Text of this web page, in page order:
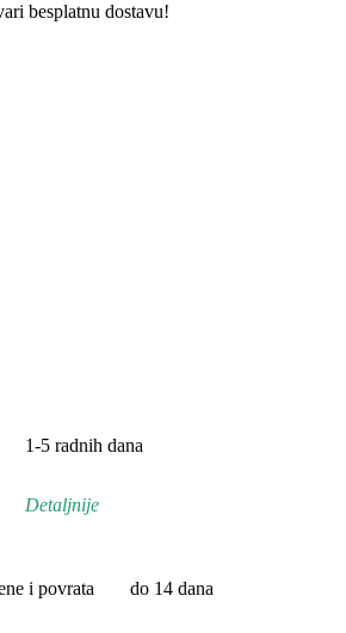
besplatnu dostavu!
1-5 radnih dana
Detaljnije
i povrata do 14 dana